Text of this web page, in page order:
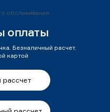
обслуживания
оплаты
Безналичный расчет.
картой
рассчет